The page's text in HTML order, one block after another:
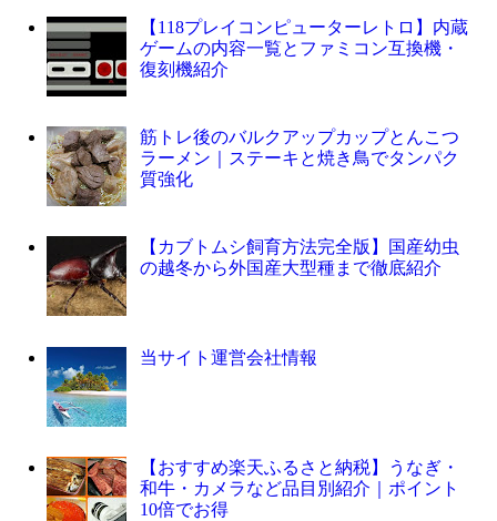
【118プレイコンピューターレトロ】内蔵
ゲームの内容一覧とファミコン互換機・
復刻機紹介
筋トレ後のバルクアップカップとんこつ
ラーメン｜ステーキと焼き鳥でタンパク
質強化
【カブトムシ飼育方法完全版】国産幼虫
の越冬から外国産大型種まで徹底紹介
当サイト運営会社情報
【おすすめ楽天ふるさと納税】うなぎ・
和牛・カメラなど品目別紹介｜ポイント
10倍でお得